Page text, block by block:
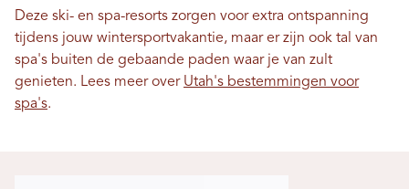
Deze ski- en spa-resorts zorgen voor extra ontspanning
tijdens jouw wintersportvakantie, maar er zijn ook tal van
spa's buiten de gebaande paden waar je van zult
genieten. Lees meer over Utah's bestemmingen voor
spa's.